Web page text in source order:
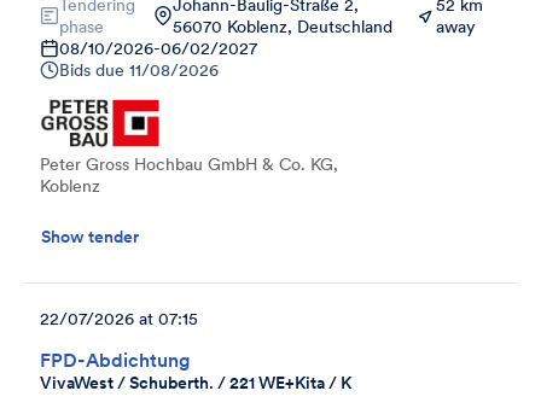
phase
56070 Koblenz, Deutschland
away
08/10/2026-06/02/2027
Bids due 11/08/2026
Peter Gross Hochbau GmbH & Co. KG,
Koblenz
Show tender
FPD-Abdichtung
VivaWest / Schuberth. / 221 WE+Kita / K
22/07/2026 at 07:15